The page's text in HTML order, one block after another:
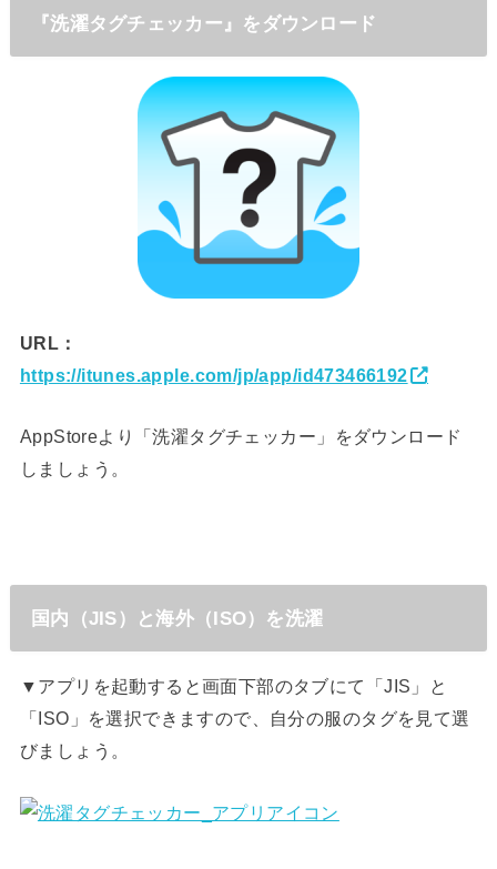
『洗濯タグチェッカー』をダウンロード
URL：
https://itunes.apple.com/jp/app/id473466192
AppStoreより「洗濯タグチェッカー」をダウンロード
しましょう。
国内（JIS）と海外（ISO）を洗濯
▼アプリを起動すると画面下部のタブにて「JIS」と
「ISO」を選択できますので、自分の服のタグを見て選
びましょう。